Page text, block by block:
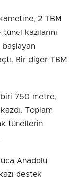
2 TBM
kazılarını
başlayan
Bir diğer TBM
biri 750 metre,
Toplam
tünellerin
Anadolu
destek